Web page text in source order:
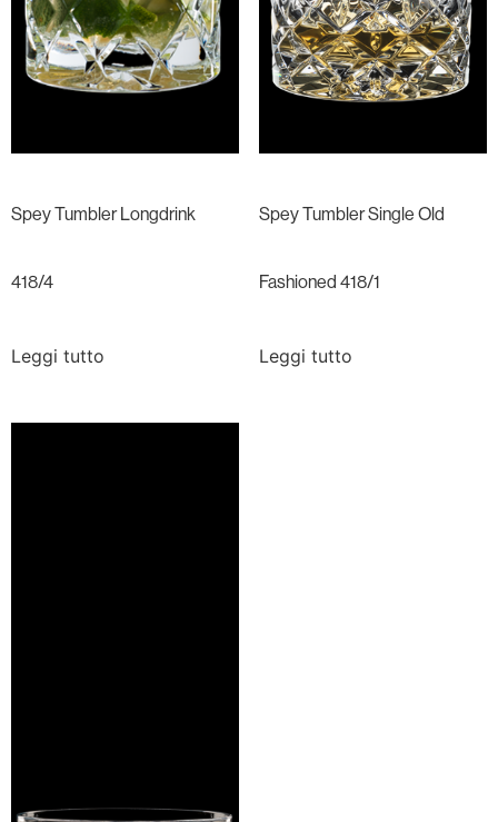
Spey Tumbler Longdrink
418/4
Leggi tutto
Spey Tumbler Single Old
Fashioned 418/1
Leggi tutto